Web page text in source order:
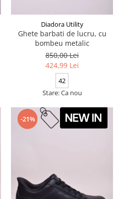
Diadora Utility
Ghete barbati de lucru, cu
bombeu metalic
850,00 Lei
424,99 Lei
42
Stare: Ca nou
-21%